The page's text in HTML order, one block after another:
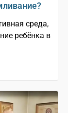
среда,
ребёнка в